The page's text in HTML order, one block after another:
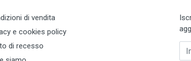
di vendita
e cookies policy
di recesso